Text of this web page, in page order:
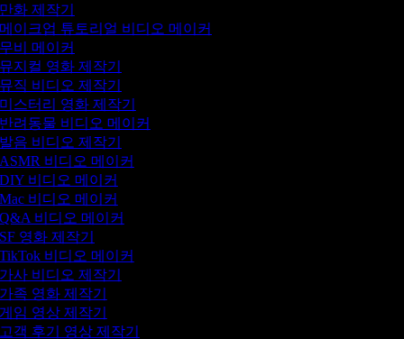
화 제작기
이크업 튜토리얼 비디오 메이커
비 메이커
지컬 영화 제작기
직 비디오 제작기
스터리 영화 제작기
려동물 비디오 메이커
음 비디오 제작기
비디오 메이커
비디오 메이커
비디오 메이커
비디오 메이커
영화 제작기
비디오 메이커
사 비디오 제작기
족 영화 제작기
임 영상 제작기
객 후기 영상 제작기